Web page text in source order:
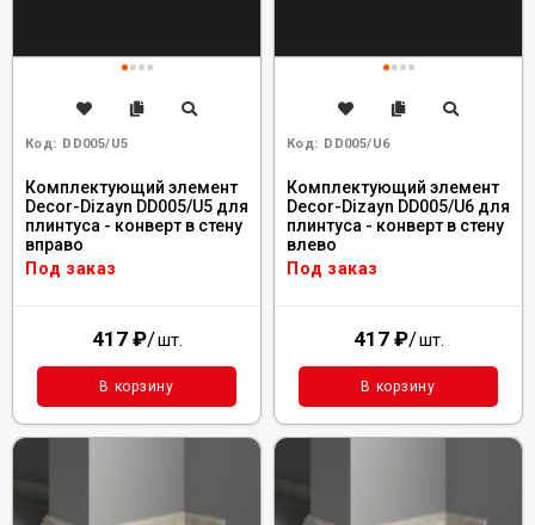
Код: DD005/U5
Комплектующий элемент
Decor-Dizayn DD005/U5 для
плинтуса - конверт в стену
вправо
Под заказ
417 ₽/шт.
В корзину
Код: DD005/U6
Комплектующий элемент
Decor-Dizayn DD005/U6 для
плинтуса - конверт в стену
влево
Под заказ
417 ₽/шт.
В корзину